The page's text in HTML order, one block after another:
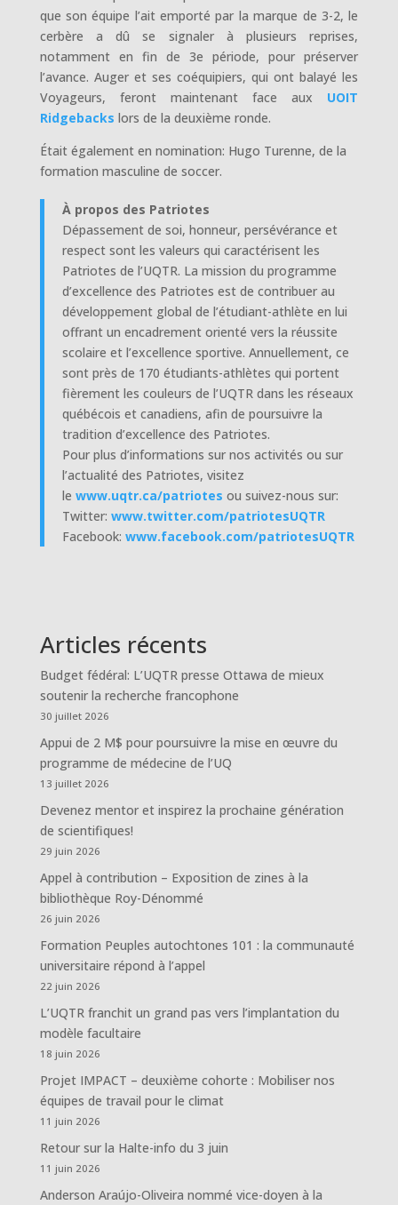
que son équipe l’ait emporté par la marque de 3-2, le
cerbère a dû se signaler à plusieurs reprises,
notamment en fin de 3e période, pour préserver
l’avance. Auger et ses coéquipiers, qui ont balayé les
Voyageurs, feront maintenant face aux UOIT
Ridgebacks lors de la deuxième ronde.
Était également en nomination: Hugo Turenne, de la
formation masculine de soccer.
À propos des Patriotes
Dépassement de soi, honneur, persévérance et
respect sont les valeurs qui caractérisent les
Patriotes de l’UQTR. La mission du programme
d’excellence des Patriotes est de contribuer au
développement global de l’étudiant-athlète en lui
offrant un encadrement orienté vers la réussite
scolaire et l’excellence sportive. Annuellement, ce
sont près de 170 étudiants-athlètes qui portent
fièrement les couleurs de l’UQTR dans les réseaux
québécois et canadiens, afin de poursuivre la
tradition d’excellence des Patriotes.
Pour plus d’informations sur nos activités ou sur
l’actualité des Patriotes, visitez
le www.uqtr.ca/patriotes ou suivez-nous sur:
Twitter: www.twitter.com/patriotesUQTR
Facebook: www.facebook.com/patriotesUQTR
Articles récents
Budget fédéral: L’UQTR presse Ottawa de mieux
soutenir la recherche francophone
30 juillet 2026
Appui de 2 M$ pour poursuivre la mise en œuvre du
programme de médecine de l’UQ
13 juillet 2026
Devenez mentor et inspirez la prochaine génération
de scientifiques!
29 juin 2026
Appel à contribution – Exposition de zines à la
bibliothèque Roy-Dénommé
26 juin 2026
Formation Peuples autochtones 101 : la communauté
universitaire répond à l’appel
22 juin 2026
L’UQTR franchit un grand pas vers l’implantation du
modèle facultaire
18 juin 2026
Projet IMPACT – deuxième cohorte : Mobiliser nos
équipes de travail pour le climat
11 juin 2026
Retour sur la Halte-info du 3 juin
11 juin 2026
Anderson Araújo-Oliveira nommé vice-doyen à la